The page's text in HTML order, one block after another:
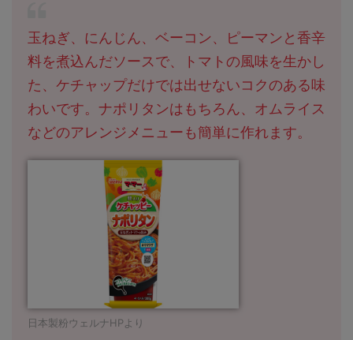
玉ねぎ、にんじん、ベーコン、ピーマンと香辛
料を煮込んだソースで、トマトの風味を生かし
た、ケチャップだけでは出せないコクのある味
わいです。ナポリタンはもちろん、オムライス
などのアレンジメニューも簡単に作れます。
日本製粉ウェルナHPより